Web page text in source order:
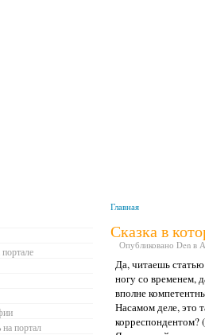
Главная
Сказка в
Опубликовано Den в
Да, читаешь
ногу со временем,
вполне
Насамом деле, это
корреспондентом?
на портал